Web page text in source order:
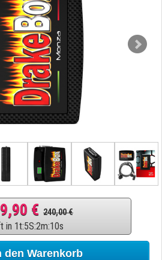
€ 240,00 €
in 1t:5S:2m:9s
den Warenkorb